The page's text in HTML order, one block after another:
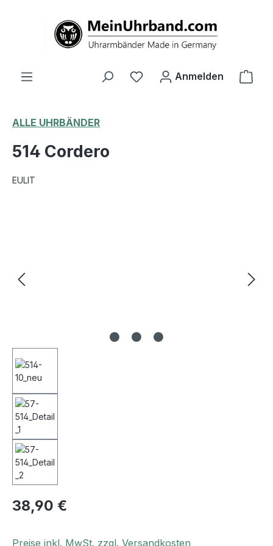
Anmelden
ALLE UHRBÄNDER
514 Cordero
EULIT
38,90 €
Preise inkl. MwSt. zzgl. Versandkosten